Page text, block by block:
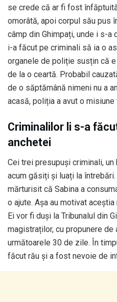
se crede că ar fi fost
omorâtă, apoi corpul său pus
câmp din Ghimpați, unde i s-a
i-a făcut pe criminali să ia o
organele de poliție susțin că
de la o ceartă. Probabil
de o săptămână nimeni nu a
acasă, poliția a avut o
Criminalilor li s-a
anchetei
Cei trei presupuși criminali,
acum găsiți și luați la
mărturisit că Sabina a
o ajute. Așa au motivat
Ei vor fi duși la Tribunalul din
magistraților, cu propunere
următoarele 30 de zile. În
făcut rău și a fost nevoie de